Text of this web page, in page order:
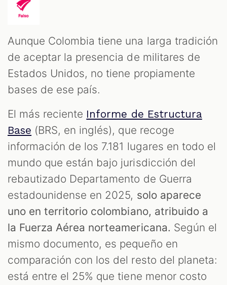
Aunque Colombia tiene una larga tradición
de aceptar la presencia de militares de
Estados Unidos, no tiene propiamente
bases de ese país.
El más reciente Informe de Estructura
Base (BRS, en inglés), que recoge
información de los 7.181 lugares en todo el
mundo que están bajo jurisdicción del
rebautizado Departamento de Guerra
estadounidense en 2025, solo aparece
uno en territorio colombiano, atribuido a
la Fuerza Aérea norteamericana. Según el
mismo documento, es pequeño en
comparación con los del resto del planeta:
está entre el 25% que tiene menor costo